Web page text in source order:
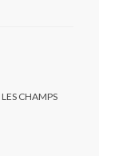
LES CHAMPS